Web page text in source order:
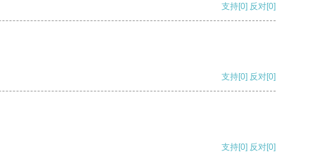
支持[0] 反对[0]
支持[0] 反对[0]
支持[0] 反对[0]